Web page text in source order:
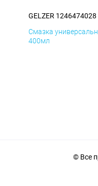
GELZER 1246474028
Смазка
400мл
© Все